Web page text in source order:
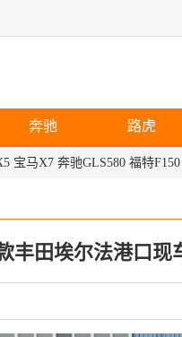
奔驰 路虎
宝马X7 奔驰GLS580 福特F150
丰田埃尔法港口现